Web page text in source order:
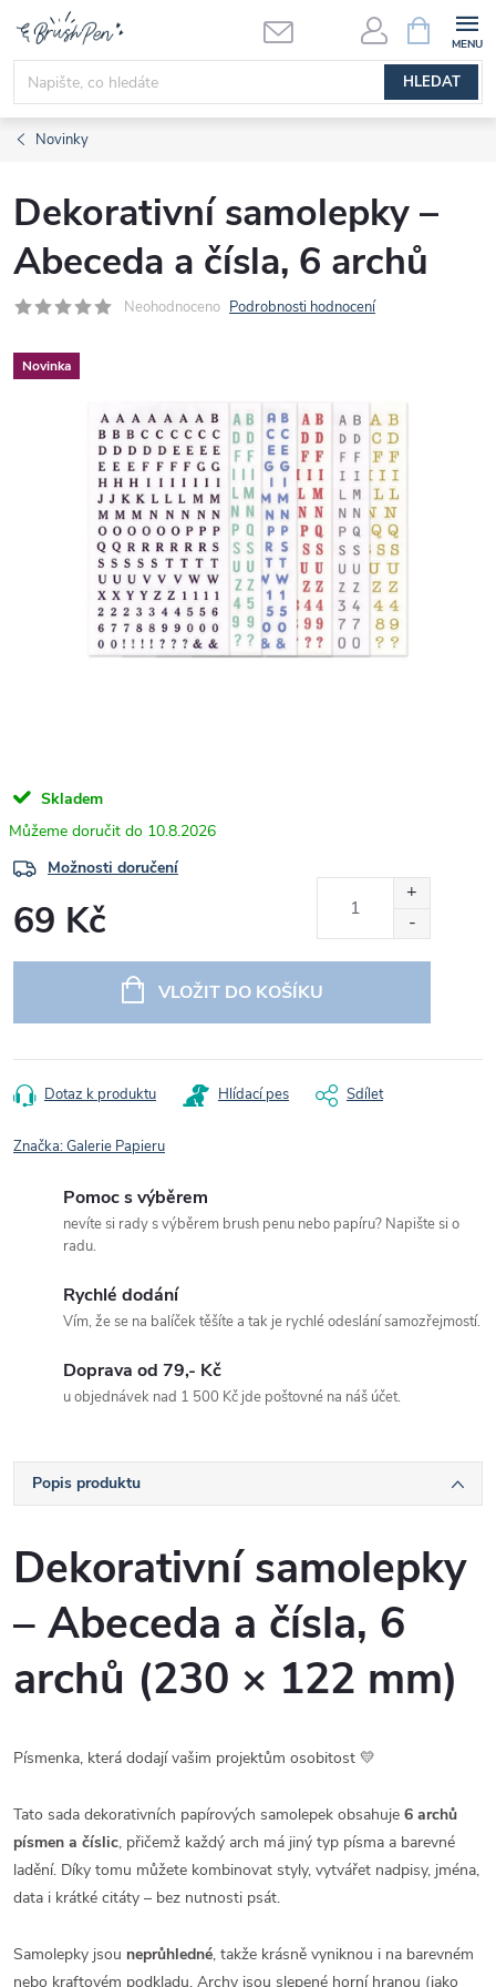
obsah
HLEDAT
NÁKUPNÍ
KOŠÍK
Novinky
Dekorativní samolepky –
Abeceda a čísla, 6 archů
Neohodnoceno Podrobnosti hodnocení
Novinka
Skladem
10.8.2026
Možnosti doručení
69 Kč
VLOŽIT DO KOŠÍKU
Dotaz k produktu Hlídací pes Sdílet
Značka:Galerie Papieru
Pomoc s výběrem
nevíte si rady s výběrem brush penu nebo papíru? Napište si o
radu.
Rychlé dodání
Vím, že se na balíček těšíte a tak je rychlé odeslání samozřejmostí.
Doprava od 79,- Kč
u objednávek nad 1 500 Kč jde poštovné na náš účet.
Popis produktu
Dekorativní samolepky
– Abeceda a čísla, 6
archů (230 × 122 mm)
Písmenka, která dodají vašim projektům osobitost 💛
Tato sada dekorativních papírových samolepek obsahuje 6 archů
písmen a číslic, přičemž každý arch má jiný typ písma a barevné
ladění. Díky tomu můžete kombinovat styly, vytvářet nadpisy, jména,
data i krátké citáty – bez nutnosti psát.
Samolepky jsou neprůhledné, takže krásně vyniknou i na barevném
nebo kraftovém podkladu. Archy jsou slepené horní hranou (jako